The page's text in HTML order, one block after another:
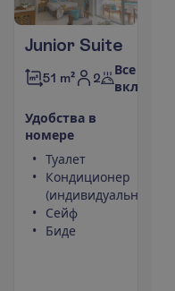
Junior Suite
51 m² 2
Все
включено
Удобства в
номере
Туалет
Кондиционер
(индивидуальный)
Сейф
Биде